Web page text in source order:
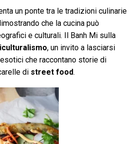
un ponte tra le tradizioni culinarie
che la cucina può
e culturali. Il Banh Mi sulla
, un invito a lasciarsi
che raccontano storie di
di street food.